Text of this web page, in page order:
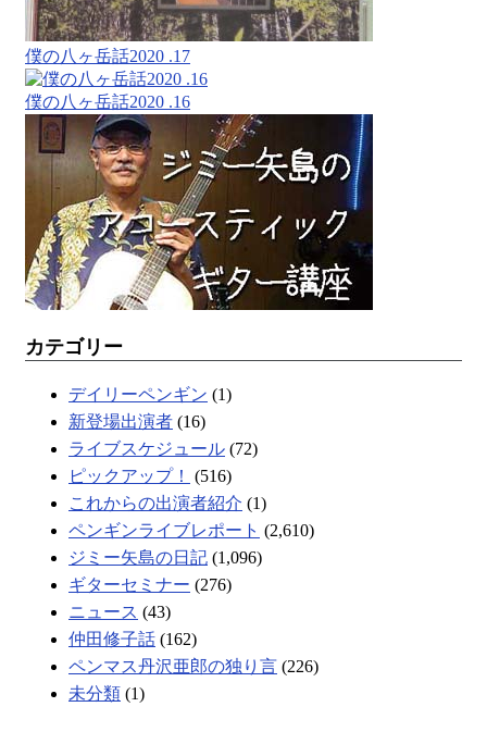
僕の八ヶ岳話2020 .17
僕の八ヶ岳話2020 .16
カテゴリー
デイリーペンギン (1)
新登場出演者 (16)
ライブスケジュール (72)
ピックアップ！
(516)
これからの出演者紹介 (1)
ペンギンライブレポート (2,610)
ジミー矢島の日記 (1,096)
ギターセミナー (276)
ニュース (43)
仲田修子話 (162)
ペンマス丹沢亜郎の独り言 (226)
未分類 (1)